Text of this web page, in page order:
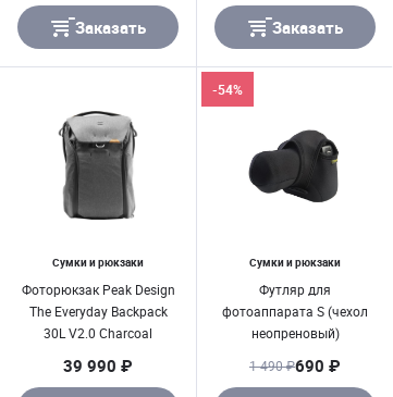
Заказать
Заказать
Сумки и рюкзаки
Фоторюкзак Peak Design
The Everyday Backpack
30L V2.0 Charcoal
39 990 ₽
Сумки и рюкзаки
Футляр для
фотоаппарата S (чехол
неопреновый)
-54%
1 490 ₽690 ₽